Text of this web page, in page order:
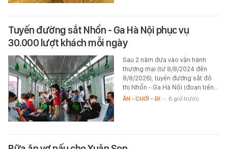
Tuyến đường sắt Nhổn - Ga Hà Nội phục vụ
30.000 lượt khách mỗi ngày
Sau 2 năm đưa vào vận hành
thương mại (từ 8/8/2024 đến
8/8/2026), tuyến đường sắt đô
thị Nhổn - Ga Hà Nội (đoạn trên…
ĂN - CHƠI - ĐI - 6 giờ trước